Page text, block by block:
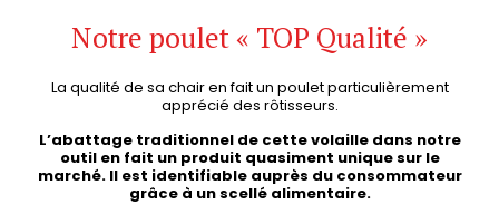
Notre poulet « TOP Qualité »
La qualité de sa chair en fait un poulet particulièrement
apprécié des rôtisseurs.
L’abattage traditionnel de cette volaille dans notre
outil en fait un produit quasiment unique sur le
marché. Il est identifiable auprès du consommateur
grâce à un scellé alimentaire.